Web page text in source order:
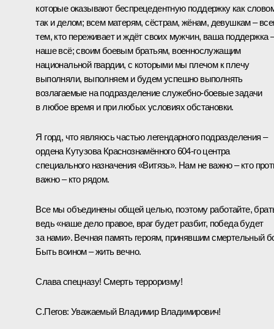
которые оказывают беспрецедентную поддержку как
так и делом; всем матерям, сёстрам, жёнам, девушкам –
тем, кто переживает и ждёт своих мужчин, ваша поддержка
наше всё; своим боевым братьям, военнослужащим
национальной гвардии, с которыми мы плечом к плечу
выполняли, выполняем и будем успешно выполнять
возлагаемые на подразделение служебно-боевые задачи
в любое время и при любых условиях обстановки.
Я горд, что являюсь частью легендарного подразделения –
ордена Кутузова Краснознамённого 604-го центра
специального назначения «Витязь». Нам не важно – кто
важно – кто рядом.
Все мы объединены общей целью, поэтому работайте,
ведь «наше дело правое, враг будет разбит, победа будет
за нами». Вечная память героям, принявшим смертельный
Быть воином – жить вечно.
Слава спецназу! Смерть терроризму!
С.Пегов: Уважаемый Владимир Владимирович!